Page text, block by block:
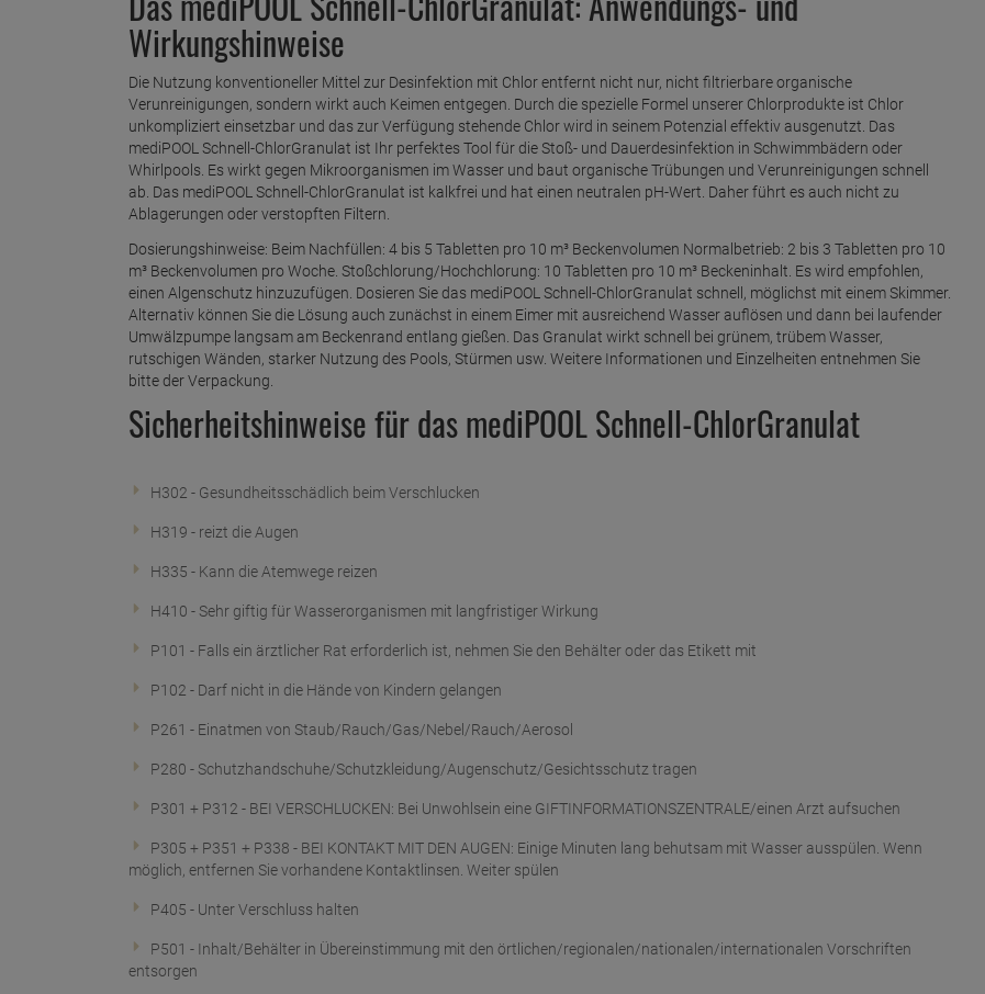
Wirkungshinweise
Die Nutzung konventioneller Mittel zur Desinfektion mit Chlor entfernt nicht nur, nicht filtrierbare organische
Verunreinigungen, sondern wirkt auch Keimen entgegen. Durch die spezielle Formel unserer Chlorprodukte ist Chlor
unkompliziert einsetzbar und das zur Verfügung stehende Chlor wird in seinem Potenzial effektiv ausgenutzt. Das
mediPOOL Schnell-ChlorGranulat ist Ihr perfektes Tool für die Stoß- und Dauerdesinfektion in Schwimmbädern oder
Whirlpools. Es wirkt gegen Mikroorganismen im Wasser und baut organische Trübungen und Verunreinigungen schnell
ab. Das mediPOOL Schnell-ChlorGranulat ist kalkfrei und hat einen neutralen pH-Wert. Daher führt es auch nicht zu
Ablagerungen oder verstopften Filtern.
Dosierungshinweise: Beim Nachfüllen: 4 bis 5 Tabletten pro 10 m³ Beckenvolumen Normalbetrieb: 2 bis 3 Tabletten pro 10
m³ Beckenvolumen pro Woche. Stoßchlorung/Hochchlorung: 10 Tabletten pro 10 m³ Beckeninhalt. Es wird empfohlen,
einen Algenschutz hinzuzufügen. Dosieren Sie das mediPOOL Schnell-ChlorGranulat schnell, möglichst mit einem Skimmer.
Alternativ können Sie die Lösung auch zunächst in einem Eimer mit ausreichend Wasser auflösen und dann bei laufender
Umwälzpumpe langsam am Beckenrand entlang gießen. Das Granulat wirkt schnell bei grünem, trübem Wasser,
rutschigen Wänden, starker Nutzung des Pools, Stürmen usw. Weitere Informationen und Einzelheiten entnehmen Sie
bitte der Verpackung.
Sicherheitshinweise für das mediPOOL Schnell-ChlorGranulat
H302 - Gesundheitsschädlich beim Verschlucken
H319 - reizt die Augen
H335 - Kann die Atemwege reizen
H410 - Sehr giftig für Wasserorganismen mit langfristiger Wirkung
P101 - Falls ein ärztlicher Rat erforderlich ist, nehmen Sie den Behälter oder das Etikett mit
P102 - Darf nicht in die Hände von Kindern gelangen
P261 - Einatmen von Staub/Rauch/Gas/Nebel/Rauch/Aerosol
P280 - Schutzhandschuhe/Schutzkleidung/Augenschutz/Gesichtsschutz tragen
P301 + P312 - BEI VERSCHLUCKEN: Bei Unwohlsein eine GIFTINFORMATIONSZENTRALE/einen Arzt aufsuchen
P305 + P351 + P338 - BEI KONTAKT MIT DEN AUGEN: Einige Minuten lang behutsam mit Wasser ausspülen. Wenn
möglich, entfernen Sie vorhandene Kontaktlinsen. Weiter spülen
P405 - Unter Verschluss halten
P501 - Inhalt/Behälter in Übereinstimmung mit den örtlichen/regionalen/nationalen/internationalen Vorschriften
entsorgen